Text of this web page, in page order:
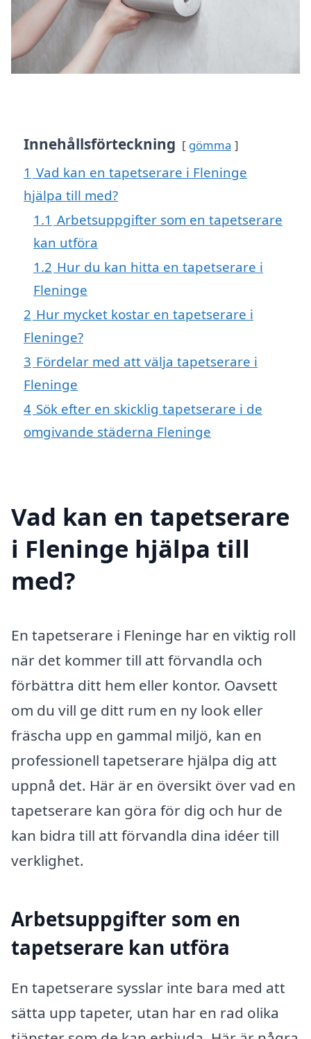
Innehållsförteckning gömma
1 Vad kan en tapetserare i Fleninge
hjälpa till med?
1.1 Arbetsuppgifter som en tapetserare
kan utföra
1.2 Hur du kan hitta en tapetserare i
Fleninge
2 Hur mycket kostar en tapetserare i
Fleninge?
3 Fördelar med att välja tapetserare i
Fleninge
4 Sök efter en skicklig tapetserare i de
omgivande städerna Fleninge
Vad kan en tapetserare
i Fleninge hjälpa till
med?
En tapetserare i Fleninge har en viktig roll
när det kommer till att förvandla och
förbättra ditt hem eller kontor. Oavsett
om du vill ge ditt rum en ny look eller
fräscha upp en gammal miljö, kan en
professionell tapetserare hjälpa dig att
uppnå det. Här är en översikt över vad en
tapetserare kan göra för dig och hur de
kan bidra till att förvandla dina idéer till
verklighet.
Arbetsuppgifter som en
tapetserare kan utföra
En tapetserare sysslar inte bara med att
sätta upp tapeter, utan har en rad olika